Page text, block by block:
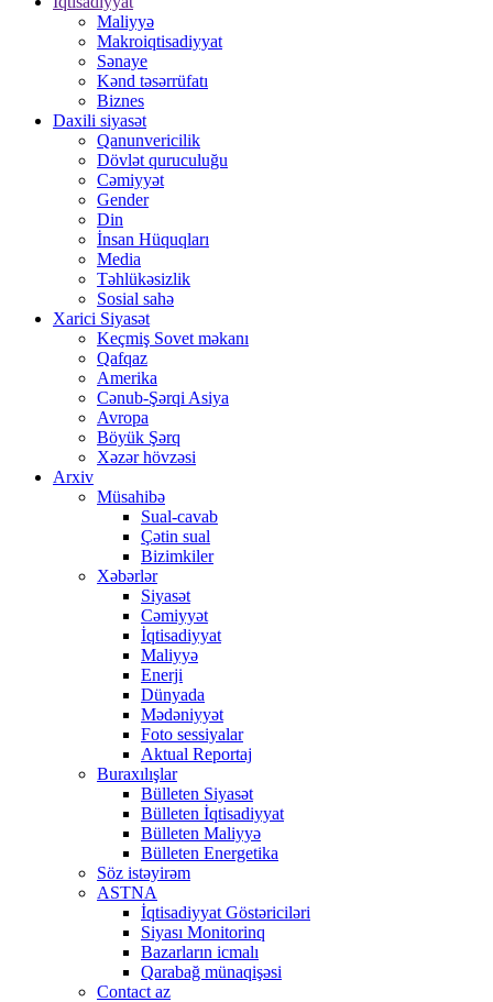
Maliyyə
Makroiqtisadiyyat
Sənaye
Kənd təsərrüfatı
Biznes
Daxili siyasət
Qanunvericilik
Dövlət quruculuğu
Cəmiyyət
Gender
Din
İnsan Hüquqları
Media
Təhlükəsizlik
Sosial sahə
Xarici Siyasət
Keçmiş Sovet məkanı
Qafqaz
Amerika
Cənub-Şərqi Asiya
Avropa
Böyük Şərq
Xəzər hövzəsi
Arxiv
Müsahibə
Sual-cavab
Çətin sual
Bizimkiler
Xəbərlər
Siyasət
Cəmiyyət
İqtisadiyyat
Maliyyə
Enerji
Dünyada
Mədəniyyət
Foto sessiyalar
Aktual Reportaj
Buraxılışlar
Bülleten Siyasət
Bülleten İqtisadiyyat
Bülleten Maliyyə
Bülleten Energetika
Söz istəyirəm
ASTNA
İqtisadiyyat Göstəriciləri
Siyası Monitorinq
Bazarların icmalı
Qarabağ münaqişəsi
Contact az